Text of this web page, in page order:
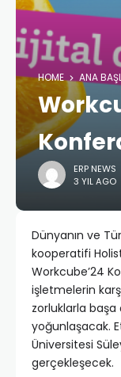
HOME ANA
ERP NEWS
3 YIL AGO
Dünyanın ve
kooperatifi
Workcube’24
işletmelerin
zorluklarla
yoğunlaşacak.
Üniversitesi
gerçekleşecek.